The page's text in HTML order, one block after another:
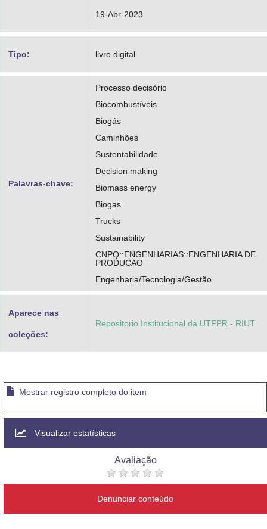
https://orcid.org/0000-0002-6367-0023
http://lattes.cnpq.br/7676033878331606
Quelhas, Osvaldo Luiz Gonçalves
https://orcid.org/0000-0001-6816-1677
19-Abr-2023
Tipo: livro digital
Palavras-chave:
Processo decisório
Biocombustíveis
Biogás
Caminhões
Sustentabilidade
Decision making
Biomass energy
Biogas
Trucks
Sustainability
CNPQ::ENGENHARIAS::ENGENHARIA DE
PRODUCAO
Engenharia/Tecnologia/Gestão
Aparece nas
coleções:
Repositorio Institucional da UTFPR - RIUT
Mostrar registro completo do item
Visualizar estatísticas
Avaliação
Denunciar conteúdo